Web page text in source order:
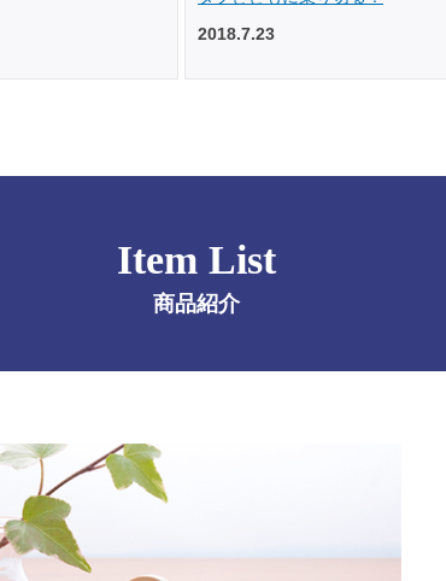
2018.7.23
Item List
商品紹介